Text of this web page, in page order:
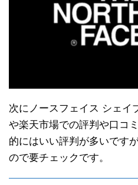
次にノースフェイス シェイ
や楽天市場での評判や口コ
的にはいい評判が多いです
ので要チェックです。